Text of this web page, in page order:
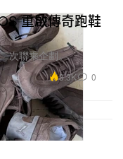
重啟傳奇跑鞋
次聯乘企劃。
3.3K 0